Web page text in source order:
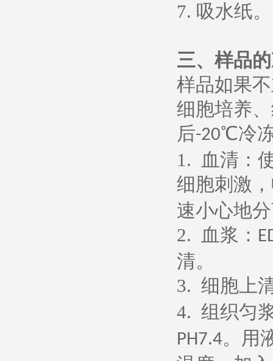
7. 吸水纸。
三、样品
样品如果
细胞培养
后-20℃冷
1.
血清：
细胞刺激
速小心地
2.
血浆：
清。
3. 细胞上
4. 组织匀
PH7.4。用